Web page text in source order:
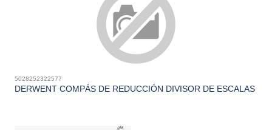
5028252322577
DERWENT COMPÁS DE REDUCCIÓN DIVISOR DE ESCALAS